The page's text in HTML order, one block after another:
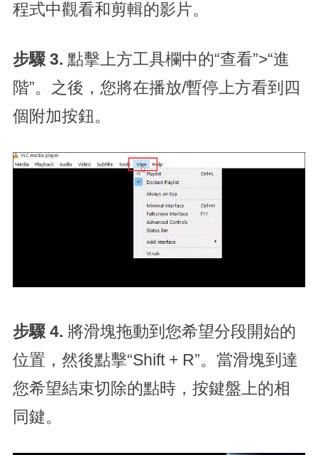
程式中觀看和剪輯的影片。
步驟 3. 點擊上方工具欄中的“查看”>“進
階”。之後，您將在播放/暫停上方看到四
個附加按鈕。
步驟 4. 將滑塊拖動到您希望分段開始的
位置，然後點擊“Shift + R”。當滑塊到達
您希望結束切除的點時，按鍵盤上的相
同鍵。